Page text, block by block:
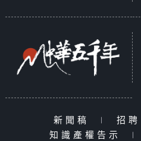
新聞稿 | 招聘
知識產權告示
|